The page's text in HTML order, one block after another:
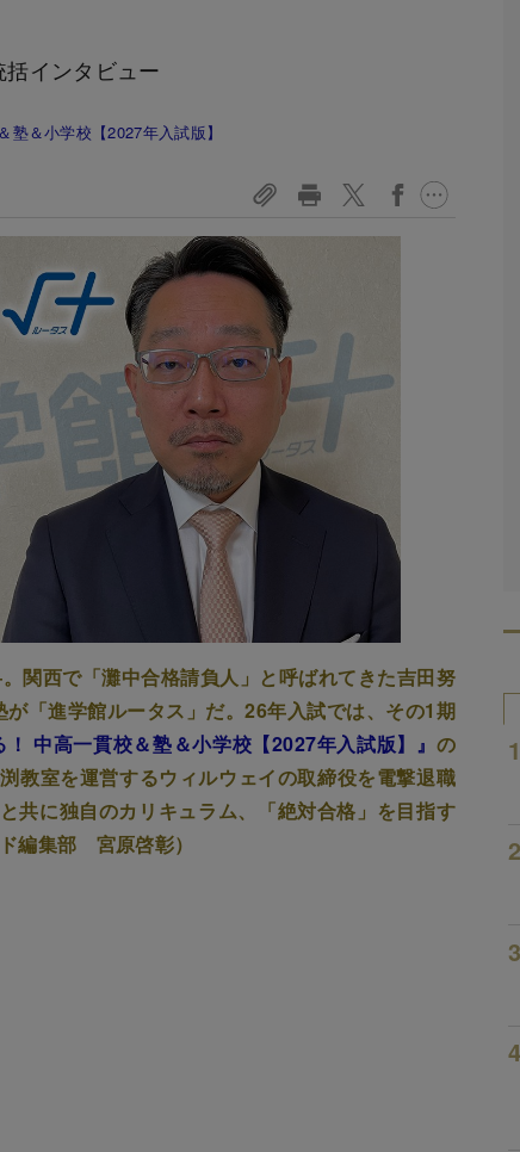
インタビュー
＆小学校【2027年入試版】
関西で「灘中合格請負人」と呼ばれてきた吉田努
「進学館ルータス」だ。26年入試では、その1期
！ 中高一貫校＆塾＆小学校【2027年入試版】』 の
教室を運営するウィルウェイの取締役を電撃退職
共に独自のカリキュラム、「絶対合格」を目指す
編集部 宮原啓彰）